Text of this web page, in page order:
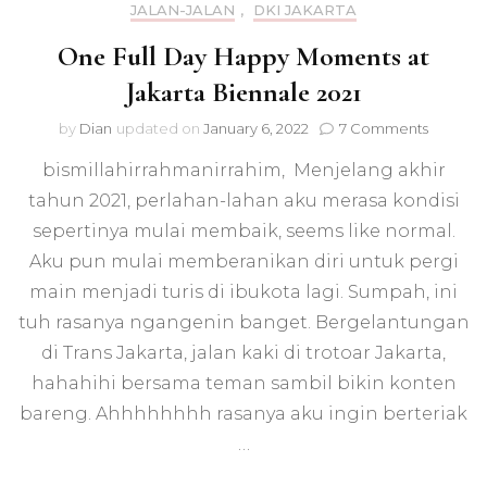
JALAN-JALAN , DKI JAKARTA
One Full Day Happy Moments at
Jakarta Biennale 2021
by Dian updated on January 6, 2022 7 Commentson
Full
Day
at
2021
bismillahirrahmanirrahim, Menjelang akhir
tahun 2021, perlahan-lahan aku merasa kondisi
sepertinya mulai membaik, seems like normal.
Aku pun mulai memberanikan diri untuk pergi
main menjadi turis di ibukota lagi. Sumpah, ini
tuh rasanya ngangenin banget. Bergelantungan
di Trans Jakarta, jalan kaki di trotoar Jakarta,
hahahihi bersama teman sambil bikin konten
bareng. Ahhhhhhhh rasanya aku ingin berteriak
…